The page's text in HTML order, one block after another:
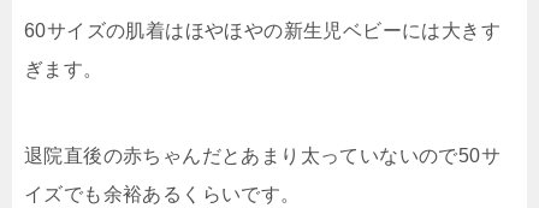
60サイズの肌着はほやほやの新生児ベビーには大きす
ぎます。
退院直後の赤ちゃんだとあまり太っていないので50サ
イズでも余裕あるくらいです。